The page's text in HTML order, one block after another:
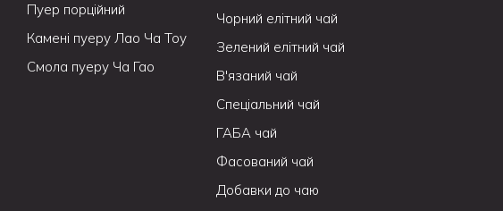
Пуер порційний
Камені пуеру Лао Ча Тоу
Смола пуеру Ча Гао
Чорний елітний чай
Зелений елітний чай
В'язаний чай
Спеціальний чай
ГАБА чай
Фасований чай
Добавки до чаю